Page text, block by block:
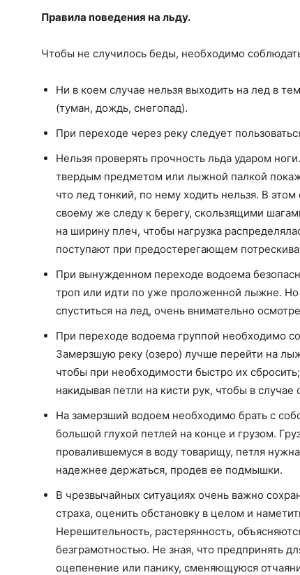
Правила поведения на льду.
Чтобы не случилось беды, необходимо
Ни в коем случае нельзя выходить на лед в
(туман, дождь, снегопад).
При переходе через реку следует
Нельзя проверять прочность льда ударом
твердым предметом или лыжной палкой
что лед тонкий, по нему ходить нельзя. В
своему же следу к берегу, скользящими
на ширину плеч, чтобы нагрузка
поступают при предостерегающем
При вынужденном переходе водоема
троп или идти по уже проложенной лыжне. Но
спуститься на лед, очень внимательно
При переходе водоема группой необходимо
Замерзшую реку (озеро) лучше перейти на
чтобы при необходимости быстро их
накидывая петли на кисти рук, чтобы в случае
На замерзший водоем необходимо брать с
большой глухой петлей на конце и грузом.
провалившемуся в воду товарищу, петля
надежнее держаться, продев ее подмышки.
В чрезвычайных ситуациях очень важно
страха, оценить обстановку в целом и
Нерешительность, растерянность,
безграмотностью. Не зная, что предпринять
оцепенение или панику, сменяющуюся